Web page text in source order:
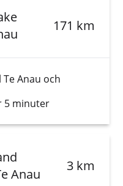
171 km
Anau och
5 minuter
Anau
3 km